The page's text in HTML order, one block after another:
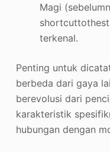
Magi
terkenal.
Penting untuk
berbeda dari gaya
berevolusi dari
karakteristik
hubungan dengan